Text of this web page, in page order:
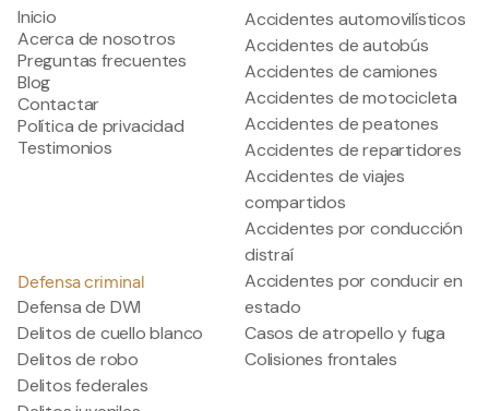
Inicio
Acerca de nosotros
Preguntas frecuentes
Blog
Contactar
Política de privacidad
Testimonios
Defensa criminal
Defensa de DWI
Delitos de cuello blanco
Delitos de robo
Delitos federales
Accidentes automovilísticos
Accidentes de autobús
Accidentes de camiones
Accidentes de motocicleta
Accidentes de peatones
Accidentes de repartidores
Accidentes de viajes
compartidos
Accidentes por conducción
distraí
Accidentes por conducir en
estado
Casos de atropello y fuga
Colisiones frontales